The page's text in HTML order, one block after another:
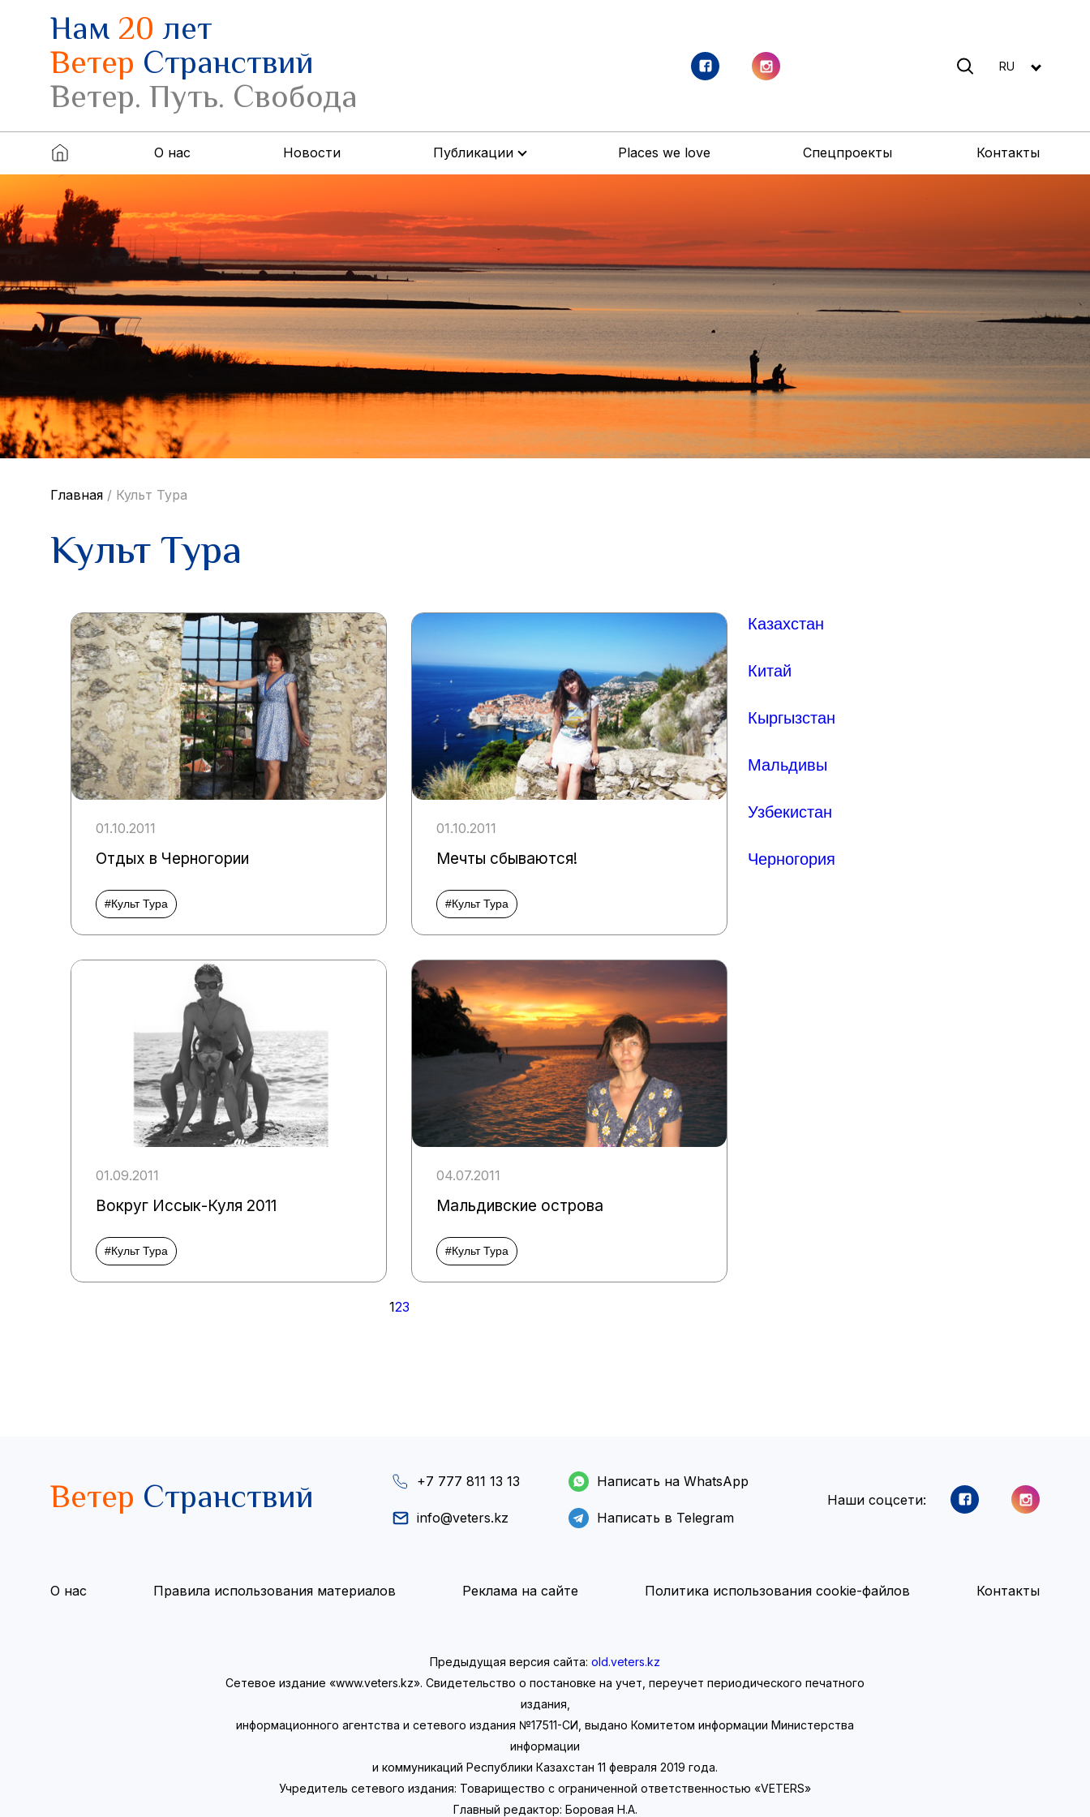
Нам20лет
Ветер Странствий
Ветер. Путь. Свобода
RU
О нас Новости Публикации Places we love Спецпроекты Контакты
Главная / Культ Тура
Культ Тура
01.10.2011
Отдых в Черногории
#Культ Тура
01.10.2011
Мечты сбываются!
#Культ Тура
01.09.2011
Вокруг Иссык-Куля 2011
#Культ Тура
04.07.2011
Мальдивские острова
#Культ Тура
123
Казахстан
Китай
Кыргызстан
Мальдивы
Узбекистан
Черногория
Ветер Странствий +7 777 811 13 13
info@veters.kz
Написать на WhatsApp
Написать в Telegram
Наши соцсети:
О нас Правила использования материалов Реклама на сайте Политика использования cookie-файлов Контакты
Предыдущая версия сайта: old.veters.kz
Сетевое издание «www.veters.kz». Свидетельство о постановке на учет, переучет периодического печатного
издания,
информационного агентства и сетевого издания №17511-СИ, выдано Комитетом информации Министерства
информации
и коммуникаций Республики Казахстан 11 февраля 2019 года.
Учредитель сетевого издания: Товарищество с ограниченной ответственностью «VETERS»
Главный редактор: Боровая Н.А.